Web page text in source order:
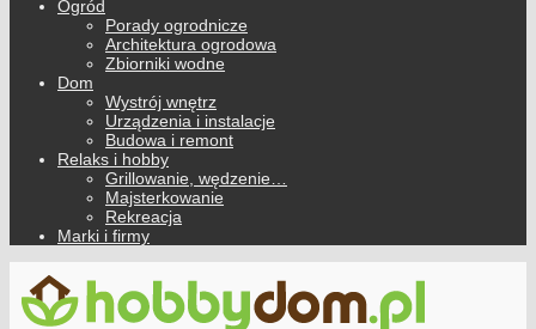
Ogród
Porady ogrodnicze
Architektura ogrodowa
Zbiorniki wodne
Dom
Wystrój wnętrz
Urządzenia i instalacje
Budowa i remont
Relaks i hobby
Grillowanie, wędzenie…
Majsterkowanie
Rekreacja
Marki i firmy